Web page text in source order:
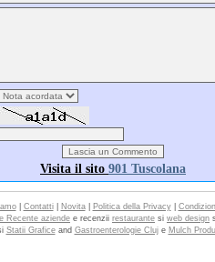
Visita il sito 901 Tuscolana
| Contatti| Novita| Politica della Privacy|
Recente aziende e recenzii restaurante si web design
Statii Graficeand Gastroenterologie Cluje Mulch